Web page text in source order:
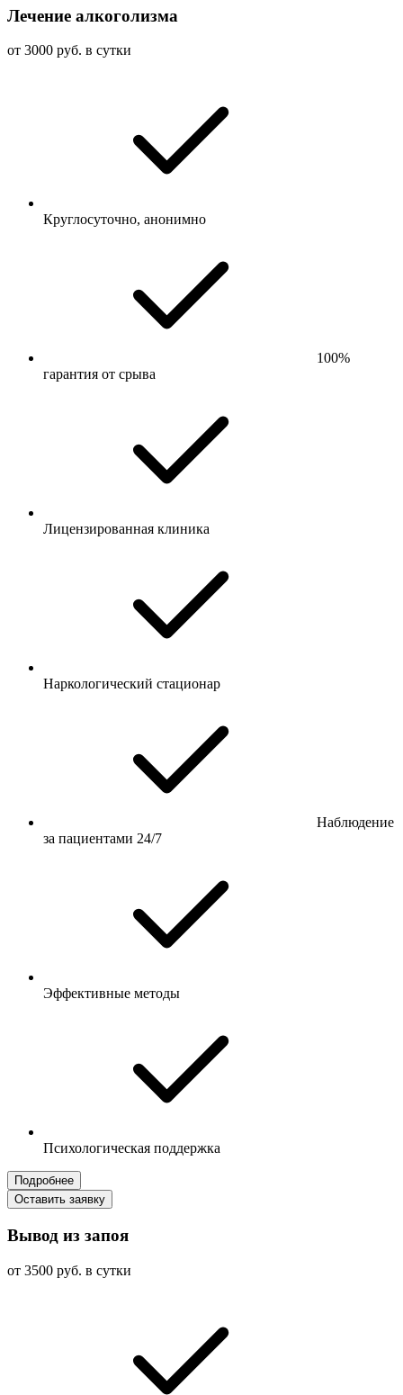
Лечение алкоголизма
от 3000 руб. в сутки
Круглосуточно, анонимно
100%
гарантия от срыва
Лицензированная клиника
Наркологический стационар
Наблюдение
за пациентами 24/7
Эффективные методы
Психологическая поддержка
Подробнее
Оставить заявку
Вывод из запоя
от 3500 руб. в сутки